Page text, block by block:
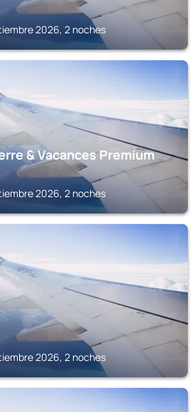
2026, 2 noches
& Vacances Premium
2026, 2 noches
2026, 2 noches